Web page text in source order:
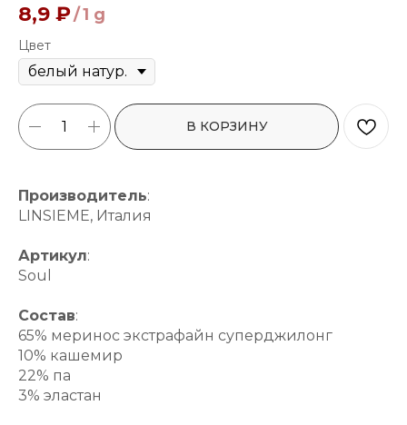
8,9 ₽/1 g
Цвет
В КОРЗИНУ
Производитель:
LINSIEME, Италия
Артикул:
Soul
Состав:
65% меринос экстрафайн суперджилонг
10% кашемир
22% па
3% эластан